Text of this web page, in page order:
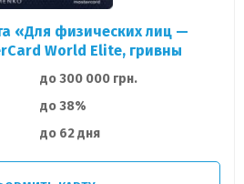
«Для физических лиц —
World Elite, гривны
до 300 000 грн.
до 38%
до 62 дня